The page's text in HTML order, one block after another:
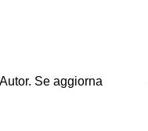
Se aggiorna